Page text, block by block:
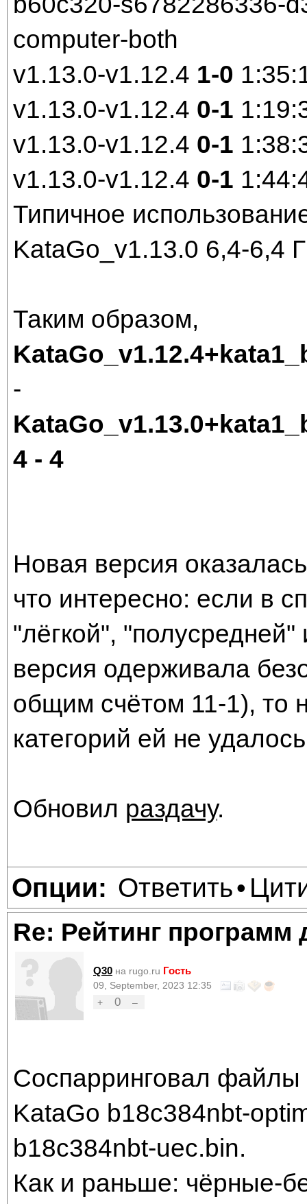
computer-both
v1.13.0-v1.12.4 1-0
v1.13.0-v1.12.4 0-1
v1.13.0-v1.12.4 0-1
v1.13.0-v1.12.4 0-1
Типичное
KataGo_v1.13.0 6,4-6,4
Таким образом,
-
4 - 4
Новая версия
что интересно: если в
"лёгкой",
версия одерживала
общим счётом 11-1), то
категорий ей не
Обновил раздачу.
Опции: Ответить•
Re: Рейтинг программ
Q30 на rugo.ru Гость
09, September, 2023 12:35
+
0 –
Соспарринговал файлы
KataGo b18c384nbt-
b18c384nbt-uec.bin.
Как и раньше: чёрные-